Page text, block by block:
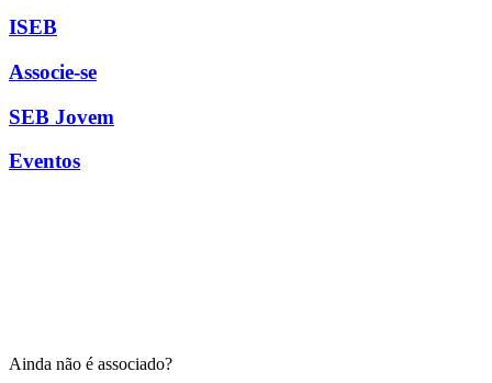
ISEB
Associe-se
SEB Jovem
Eventos
Ainda não é associado?